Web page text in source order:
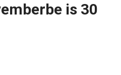
is 30